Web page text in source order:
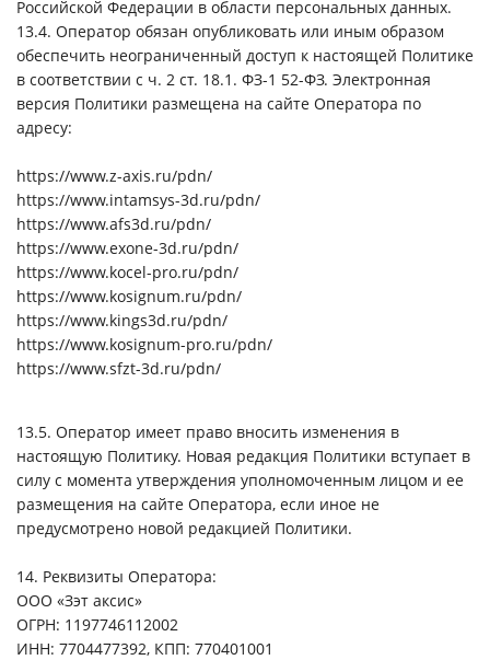
Российской Федерации в области персональных данных.
13.4. Оператор обязан опубликовать или иным образом
обеспечить неограниченный доступ к настоящей Политике
в соответствии c ч. 2 ст. 18.1. ФЗ-1 52-ФЗ. Электронная
версия Политики размещена на сайте Оператора по
адресу:
https://www.z-axis.ru/pdn/
https://www.intamsys-3d.ru/pdn/
https://www.afs3d.ru/pdn/
https://www.exone-3d.ru/pdn/
https://www.kocel-pro.ru/pdn/
https://www.kosignum.ru/pdn/
https://www.kings3d.ru/pdn/
https://www.kosignum-pro.ru/pdn/
https://www.sfzt-3d.ru/pdn/
13.5. Оператор имеет право вносить изменения в
настоящую Политику. Новая редакция Политики вступает в
силу с момента утверждения уполномоченным лицом и ее
размещения на сайте Оператора, если иное не
предусмотрено новой редакцией Политики.
14. Реквизиты Оператора:
ООО «Зэт аксис»
ОГРН: 1197746112002
ИНН: 7704477392, КПП: 770401001